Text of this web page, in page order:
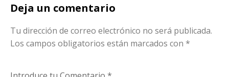
Deja un comentario
Tu dirección de correo electrónico no será publicada.
Los campos obligatorios están marcados con *